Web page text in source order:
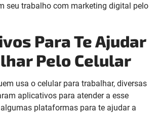
seu trabalho com marketing digital pelo
Para Te Ajudar
Pelo Celular
usa o celular para trabalhar, diversas
aplicativos para atender a esse
plataformas para te ajudar a